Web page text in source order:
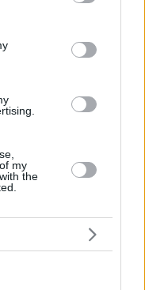
third-party tags to
in below Google
my
the
Candy